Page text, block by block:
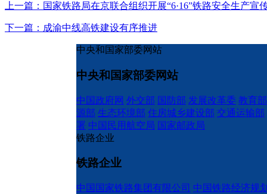
上一篇：国家铁路局在京联合组织开展“6·16”铁路安全生产宣
下一篇：成渝中线高铁建设有序推进
中央和国家部委网站
中央和国家部委网站
中国政府网 外交部 国防部 发展改革委 教育部
源部 生态环境部 住房城乡建设部 交通运输部
署 中国民用航空局 国家邮政局
铁路企业
铁路企业
中国国家铁路集团有限公司 中国铁路经济规